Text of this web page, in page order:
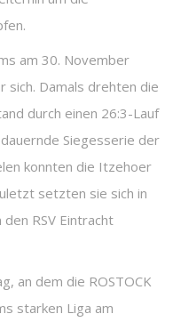
am 30. November
sich. Damals drehten die
durch einen 26:3-Lauf
Siegesserie der
konnten die Itzehoer
setzten sie sich in
RSV Eintracht
an dem die ROSTOCK
starken Liga am